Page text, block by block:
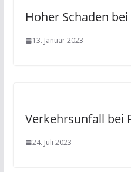
Hoher Schaden
13. Januar 2023
Verkehrsunfall bei
24. Juli 2023